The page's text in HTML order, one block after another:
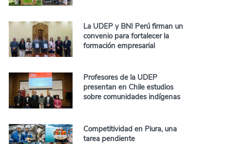
La UDEP y BNI Perú firman un
convenio para fortalecer la
formación empresarial
Profesores de la UDEP
presentan en Chile estudios
sobre comunidades indígenas
Competitividad en Piura, una
tarea pendiente